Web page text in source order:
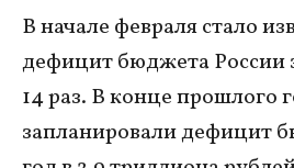
В начале февраля стало
дефицит бюджета России
14 раз. В конце прошлого
запланировали дефицит